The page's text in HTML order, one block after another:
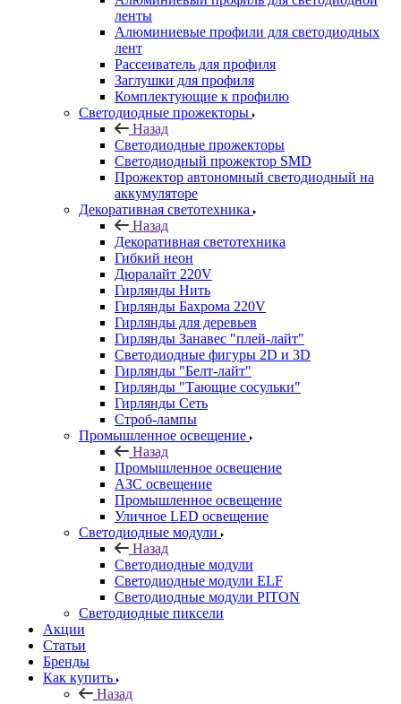
ленты
Алюминиевые профили для светодиодных
лент
Рассеиватель для профиля
Заглушки для профиля
Комплектующие к профилю
Светодиодные прожекторы
Назад
Светодиодные прожекторы
Светодиодный прожектор SMD
Прожектор автономный светодиодный на
аккумуляторе
Декоративная светотехника
Назад
Декоративная светотехника
Гибкий неон
Дюралайт 220V
Гирлянды Нить
Гирлянды Бахрома 220V
Гирлянды для деревьев
Гирлянды Занавес "плей-лайт"
Светодиодные фигуры 2D и 3D
Гирлянды "Белт-лайт"
Гирлянды "Тающие сосульки"
Гирлянды Сеть
Строб-лампы
Промышленное освещение
Назад
Промышленное освещение
АЗС освещение
Промышленное освещение
Уличное LED освещение
Светодиодные модули
Назад
Светодиодные модули
Светодиодные модули ELF
Светодиодные модули PITON
Светодиодные пиксели
Акции
Статьи
Бренды
Как купить
Назад